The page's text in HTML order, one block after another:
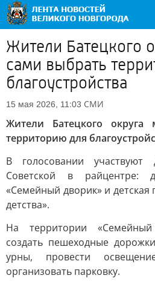
Жители Батецкого
сами выбрать
благоустройства
15 мая 2026, 11:03 СМИ
Жители Батецкого округа
территорию для
В голосовании
Советской в райцентре:
«Семейный дворик» и
детства».
На территории
создать пешеходные
урны, провести
организовать парковку.